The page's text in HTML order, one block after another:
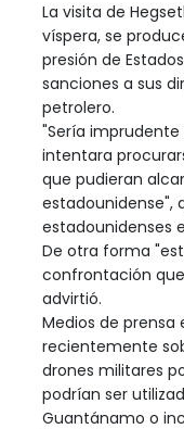
La visita de
víspera, se
presión de
sanciones a sus
petrolero.
"Sería
intentara
que pudieran
estadounidense",
estadounidenses
De otra forma
confrontación
advirtió.
Medios de
recientemente
drones militares
podrían ser
Guantánamo o